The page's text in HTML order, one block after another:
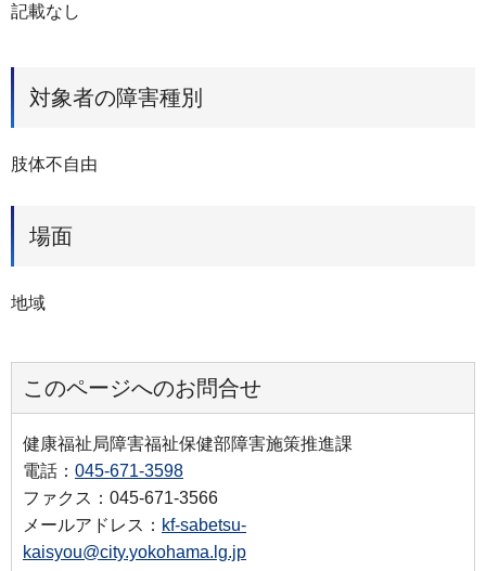
記載なし
対象者の障害種別
肢体不自由
場面
地域
このページへのお問合せ
健康福祉局障害福祉保健部障害施策推進課
電話： 045-671-3598
ファクス：045-671-3566
メールアドレス： kf-sabetsu-
kaisyou@city.yokohama.lg.jp